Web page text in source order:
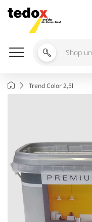
Inhalt
springen
Shop
durchsuchen
StartseiteTrend Color 2,5l